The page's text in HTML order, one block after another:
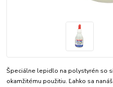
Špeciálne lepidlo na polystyrén so
okamžitému použitiu. Ľahko sa